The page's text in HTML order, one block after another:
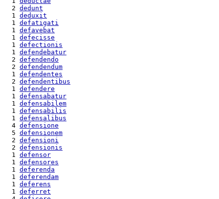
  2
dedunt
  1
deduxit
  1
defatigati
  1
defavebat
  1
defecisse
  1
defectionis
  1
defendebatur
  2
defendendo
  2
defendendum
  1
defendentes
  2
defendentibus
  1
defendere
  1
defensabatur
  1
defensabilem
  1
defensabilis
  1
defensalibus
  4
defensione
  5
defensionem
  2
defensioni
  2
defensionis
  1
defensor
  1
defensores
  1
deferenda
  1
deferendam
  1
deferens
  1
deferret